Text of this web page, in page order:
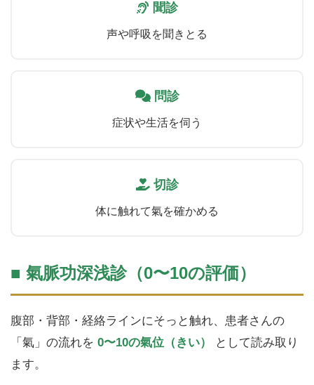
聞診
声や呼吸を聞きとる
問診
症状や生活を伺う
切診
体に触れて氣を確かめる
■ 氣脈功深浅診（0〜10の評価）
腹部・背部・経絡ラインにそっと触れ、患者さんの
「氣」の流れを 0〜10の氣位（きい）
として読み取り
ます。